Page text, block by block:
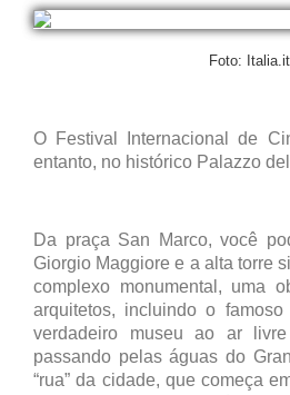
Foto: Italia.it
O Festival Internacional de
entanto, no histórico Palazzo
Da praça San Marco, você
Giorgio Maggiore e a alta torre
complexo monumental, uma
arquitetos, incluindo o
verdadeiro museu ao ar
passando pelas águas do
“rua” da cidade, que começa